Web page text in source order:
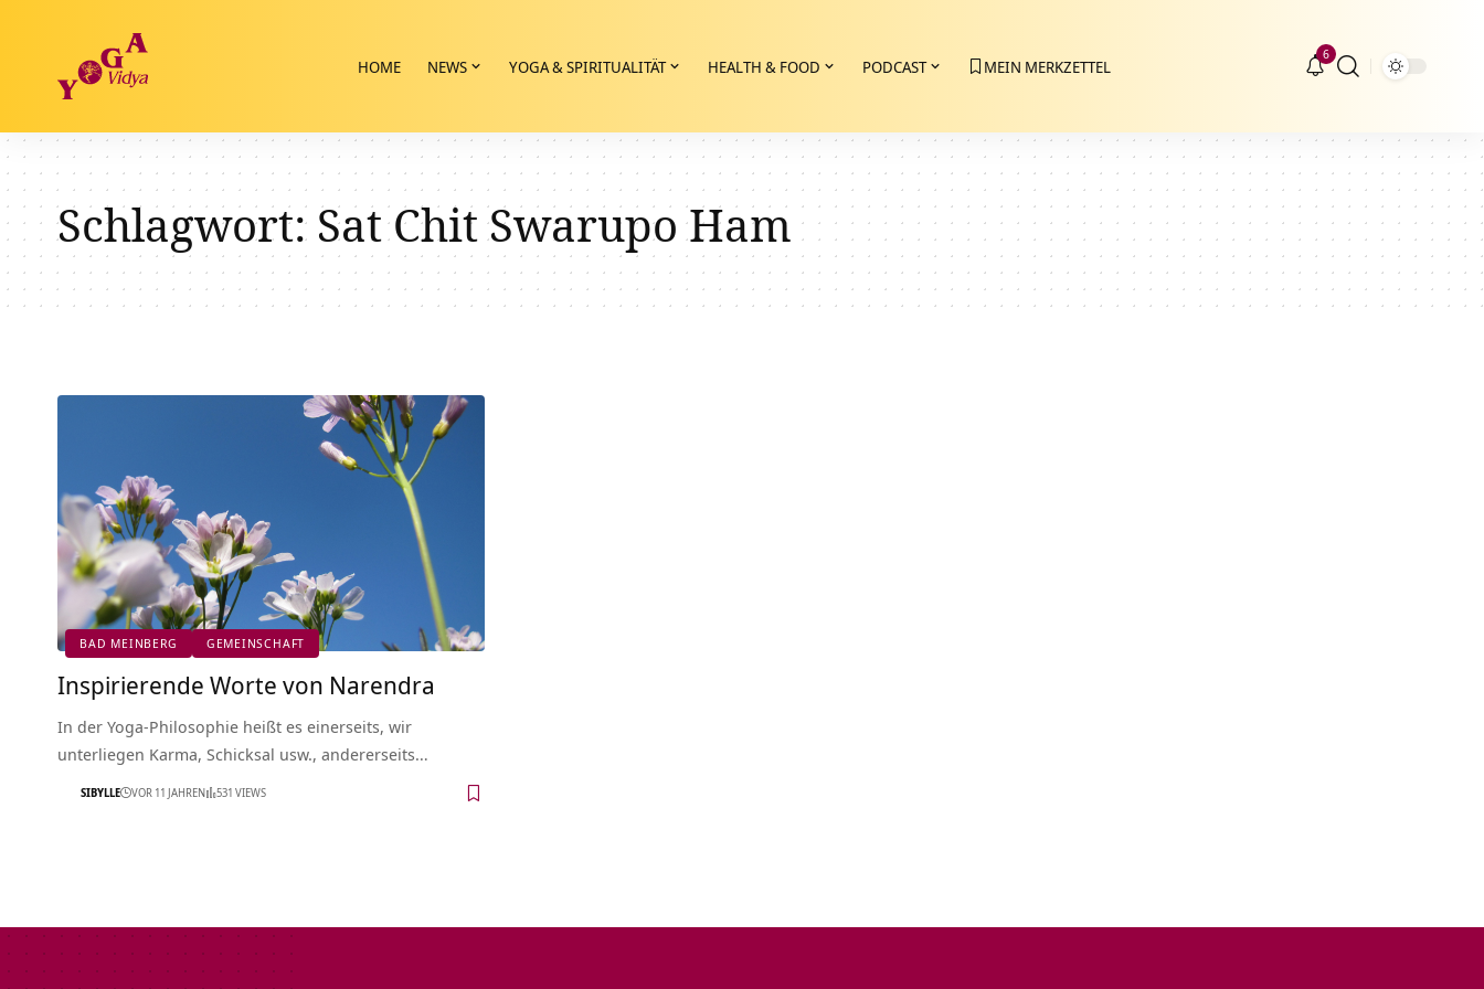
HOME NEWS YOGA & SPIRITUALITÄT HEALTH & FOOD PODCAST MEIN MERKZETTEL
6
Schlagwort: Sat Chit Swarupo Ham
BAD MEINBERG GEMEINSCHAFT
Inspirierende Worte von Narendra
In der Yoga-Philosophie heißt es einerseits, wir
unterliegen Karma, Schicksal usw., andererseits…
SIBYLLE VOR 11 JAHREN 531 VIEWS